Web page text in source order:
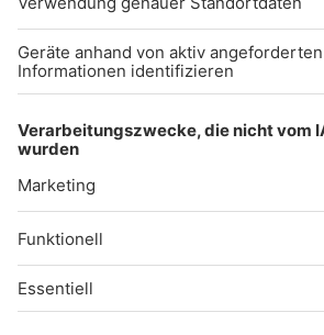
Unexpected
crypto.randomUUID is not a
TypeError: crypto.randomUUID is